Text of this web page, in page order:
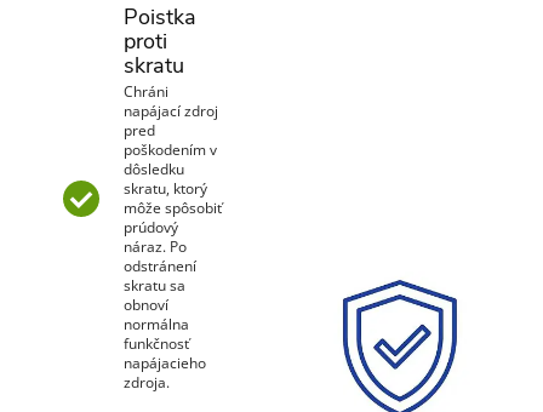
Poistka
proti
skratu
Chráni
napájací zdroj
pred
poškodením v
dôsledku
skratu, ktorý
môže spôsobiť
prúdový
náraz. Po
odstránení
skratu sa
obnoví
normálna
funkčnosť
napájacieho
zdroja.